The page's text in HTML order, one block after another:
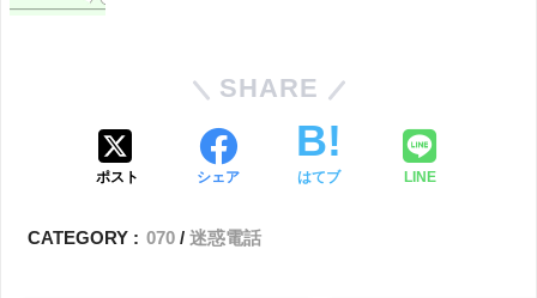
SHARE
ポスト シェア はてブ LINE
CATEGORY : 070 迷惑電話